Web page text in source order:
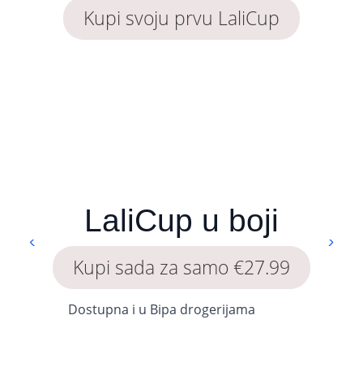
Kupi svoju prvu LaliCup
LaliCup u boji
Kupi sada za samo €27.99
Dostupna i u Bipa drogerijama